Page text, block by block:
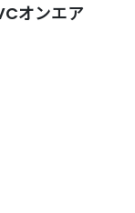
オンエア